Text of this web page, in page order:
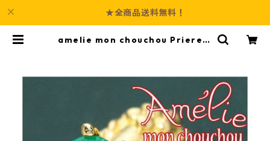
★全商品送料無料！
amelie mon chouchou Priere K
-Booth